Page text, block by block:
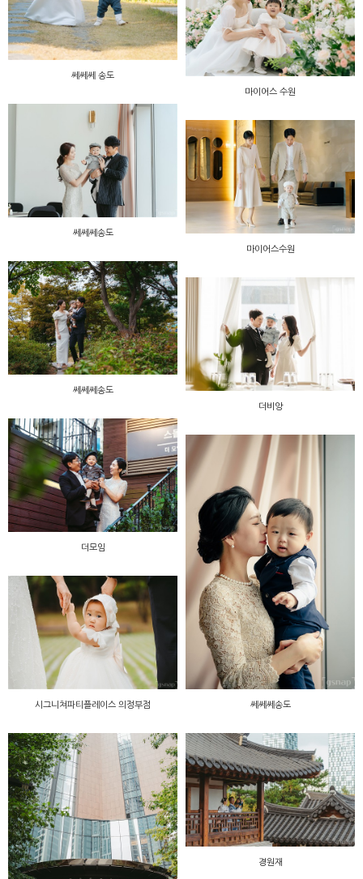
쎄쎄쎄 송도
마이어스 수원
쎄쎄쎄송도
마이어스수원
쎄쎄쎄송도
더비앙
더모임
쎄쎄쎄송도
시그니쳐파티플레이스 의정부점
경원재